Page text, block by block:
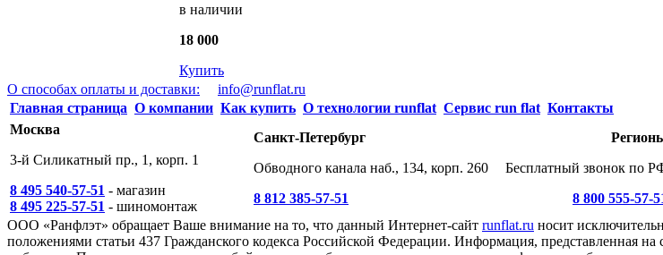
в наличии
18 000
Купить
О способах оплаты и доставки:
info@runflat.ru
Главная страница О компании Как купить О технологии runflat Сервис run flat Контакты
Москва
3-й Силикатный пр., 1, корп. 1
8 495 540-57-51 - магазин
8 495 225-57-51 - шиномонтаж
Санкт-Петербург
Обводного канала наб., 134, корп. 260
8 812 385-57-51
Бесплатный звонок по
8 800 555-57-
ООО «Ранфлэт» обращает Ваше внимание на то, что данный Интернет-сайт runflat.ru носит
положениями статьи 437 Гражданского кодекса Российской Федерации. Информация, представленная